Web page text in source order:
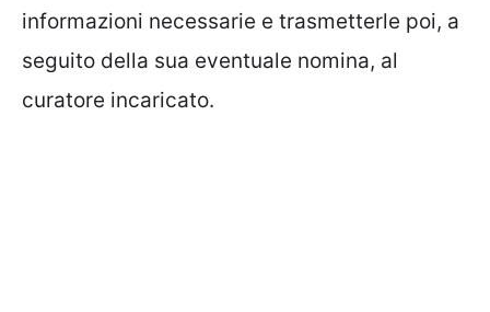
informazioni necessarie e trasmetterle poi, a
seguito della sua eventuale nomina, al
curatore incaricato.